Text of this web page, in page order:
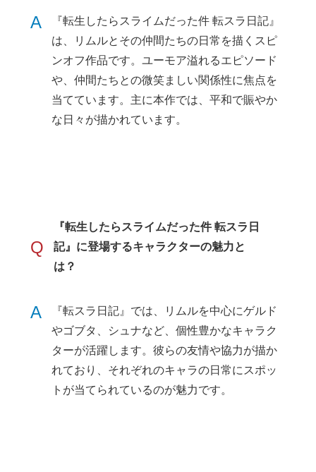
A
『転生したらスライムだった件 転スラ日記』
は、リムルとその仲間たちの日常を描くスピ
ンオフ作品です。ユーモア溢れるエピソード
や、仲間たちとの微笑ましい関係性に焦点を
当てています。主に本作では、平和で賑やか
な日々が描かれています。
Q
『転生したらスライムだった件 転スラ日
記』に登場するキャラクターの魅力と
は？
A
『転スラ日記』では、リムルを中心にゲルド
やゴブタ、シュナなど、個性豊かなキャラク
ターが活躍します。彼らの友情や協力が描か
れており、それぞれのキャラの日常にスポッ
トが当てられているのが魅力です。